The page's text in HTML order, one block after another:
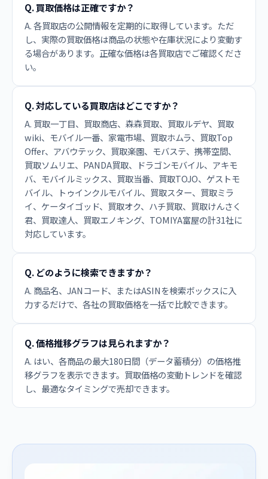
Q. 買取価格は正確ですか？
A. 各買取店の公開情報を定期的に取得しています。ただ
し、実際の買取価格は商品の状態や在庫状況により変動す
る場合があります。正確な価格は各買取店でご確認くださ
い。
Q. 対応している買取店はどこですか？
A. 買取一丁目、買取商店、森森買取、買取ルデヤ、買取
wiki、モバイル一番、家電市場、買取ホムラ、買取Top
Offer、アバウテック、買取楽園、モバステ、携帯空間、
買取ソムリエ、PANDA買取、ドラゴンモバイル、アキモ
バ、モバイルミックス、買取当番、買取TOJO、ゲストモ
バイル、トゥインクルモバイル、買取スター、買取ミラ
イ、ケータイゴッド、買取オク、ハチ買取、買取けんさく
君、買取達人、買取エノキング、TOMIYA富屋の計31社に
対応しています。
Q. どのように検索できますか？
A. 商品名、JANコード、またはASINを検索ボックスに入
力するだけで、各社の買取価格を一括で比較できます。
Q. 価格推移グラフは見られますか？
A. はい、各商品の最大180日間（データ蓄積分）の価格推
移グラフを表示できます。買取価格の変動トレンドを確認
し、最適なタイミングで売却できます。